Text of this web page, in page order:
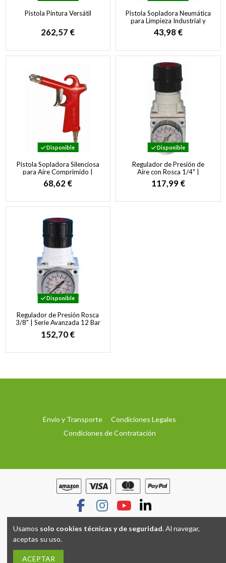
Pistola Pintura Versátil
262,57 €
Pistola Sopladora Neumática
para Limpieza Industrial y
Secado por Aire
Comprimido
43,98 €
Disponible
Pistola Sopladora Silenciosa
para Aire Comprimido |
Boquilla de Bajo Ruido hasta
25 Bar
68,62 €
Disponible
Regulador de Presión de
Aire con Rosca 1/4" |
Neumática y Pintura
117,99 €
Disponible
Regulador de Presión Rosca
3/8" | Serie Avanzada 12 Bar
152,70 €
Envío y Transporte
Condiciones Legales
Condiciones de Contratación
Usamos solo cookies técnicas y de seguridad. Al navegar,
aceptas su uso.
ACEPTAR